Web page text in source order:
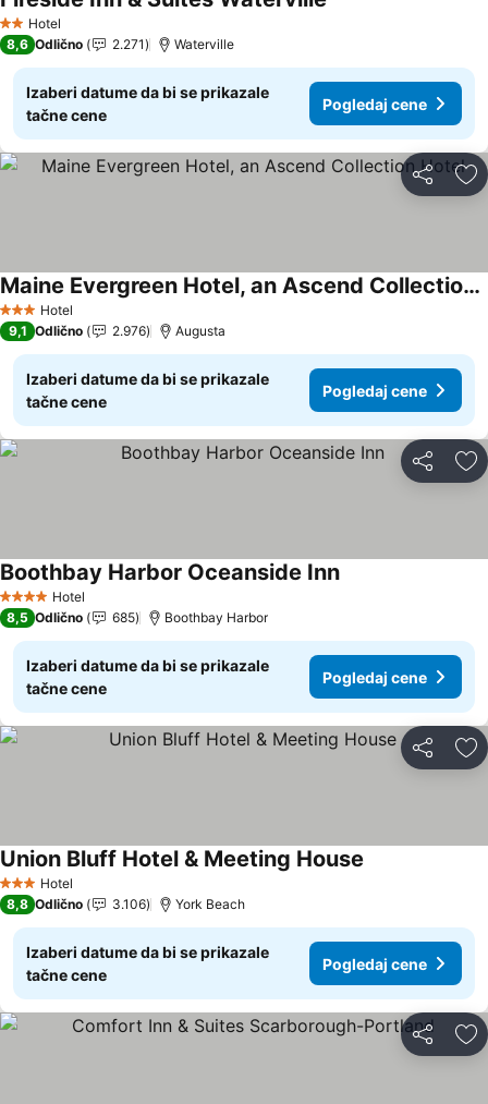
2 Zvezdice
Hotel
8,6 Odlično 2.271 Waterville
Izaberi datume da bi se prikazale
tačne cene
Pogledaj cene
Deli
3 Zvezdice
Hotel
Maine Evergreen Hotel, an Ascend Collection Hotel
9,1 Odlično 2.976 Augusta
Izaberi datume da bi se prikazale
tačne cene
Pogledaj cene
Deli
4 ZvezdiceHotel
Boothbay Harbor Oceanside Inn
8,5 Odlično 685 Boothbay Harbor
Izaberi datume da bi se prikazale
tačne cene
Pogledaj cene
Deli
3 Zvezdice
Hotel
Union Bluff Hotel & Meeting House
8,8 Odlično 3.106 York Beach
Izaberi datume da bi se prikazale
tačne cene
Pogledaj cene
Deli